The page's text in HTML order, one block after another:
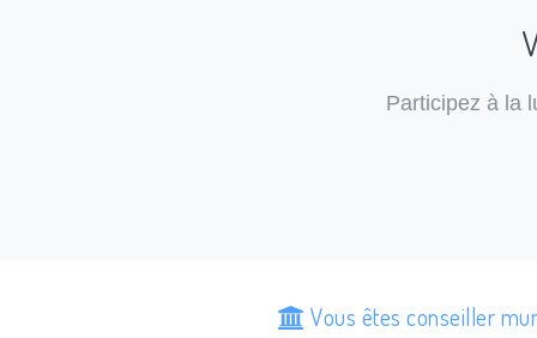
Participez à la
Vous êtes conseiller